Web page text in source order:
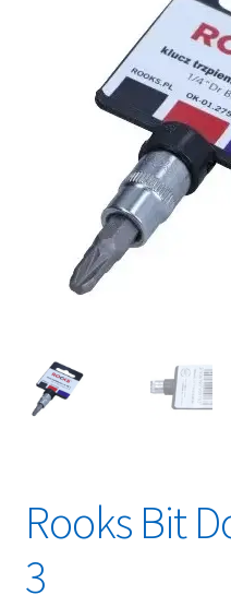
Betalen en Verzenden
Klantenservice
Linkpartners
My account
Over Ons
Overzicht
Retourbeleid
Videos
Rooks Bit
3